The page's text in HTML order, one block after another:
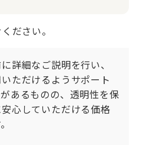
ださい。
詳細なご説明を行い、
ただけるようサポート
あるものの、透明性を保
心していただける価格